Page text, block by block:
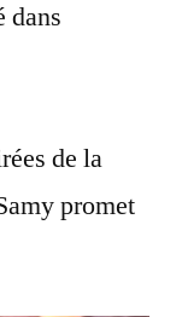
dans
de la
promet